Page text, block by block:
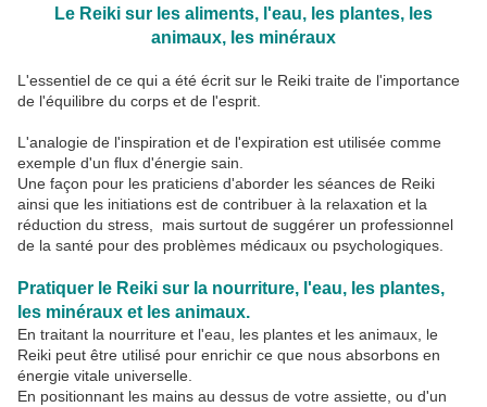
Le Reiki sur les aliments, l'eau, les plantes, les
animaux, les minéraux
L'essentiel de ce qui a été écrit sur le Reiki traite de l'importance
de l'équilibre du corps et de l'esprit.
L'analogie de l'inspiration et de l'expiration est utilisée comme
exemple d'un flux d'énergie sain.
Une façon pour les praticiens d'aborder les séances de Reiki
ainsi que les initiations est de contribuer à la relaxation et la
réduction du stress, mais surtout de suggérer un professionnel
de la santé pour des problèmes médicaux ou psychologiques.
Pratiquer le Reiki sur la nourriture, l'eau, les plantes,
les minéraux et les animaux.
En traitant la nourriture et l'eau, les plantes et les animaux, le
Reiki peut être utilisé pour enrichir ce que nous absorbons en
énergie vitale universelle.
En positionnant les mains au dessus de votre assiette, ou d'un